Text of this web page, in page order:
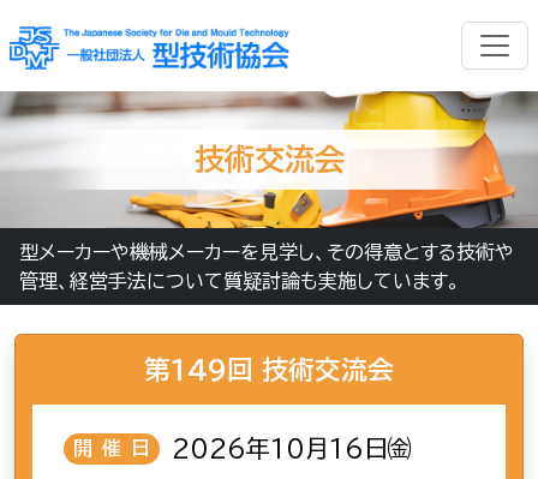
技術交流会
型メーカーや機械メーカーを見学し、その得意とする技術や
管理、経営手法について質疑討論も実施しています。
第149回 技術交流会
開催日 2026年10月16日㈮